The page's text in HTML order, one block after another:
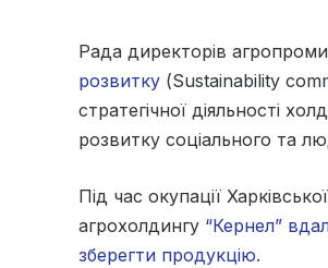
Рада директорів
розвитку (Sustainability
стратегічної діяльності
розвитку соціального та
Під час окупації
агрохолдингу “Кернел”
зберегти продукцію.